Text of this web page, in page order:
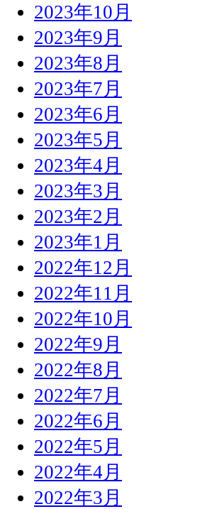
2023年10月
2023年9月
2023年8月
2023年7月
2023年6月
2023年5月
2023年4月
2023年3月
2023年2月
2023年1月
2022年12月
2022年11月
2022年10月
2022年9月
2022年8月
2022年7月
2022年6月
2022年5月
2022年4月
2022年3月